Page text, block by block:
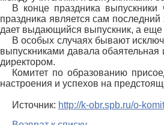
В конце праздника
праздника является сам
дает выдающийся выпускник, а
В особых случаях бывают
выпускниками давала
директором.
Комитет по образованию
настроения и успехов на
Источник: http://k-obr.spb.ru/o-